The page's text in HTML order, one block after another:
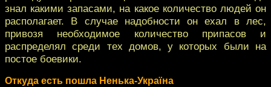
знал какими запасами, на какое количество людей он
располагает. В случае надобности он ехал в лес,
привозя необходимое количество припасов и
распределял среди тех домов, у которых были на
постое боевики.
Откуда есть пошла Ненька-Україна